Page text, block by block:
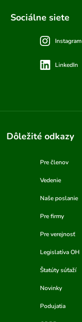
Sociálne siete
Instagram
LinkedIn
Dôležité odkazy
Pre členov
Vedenie
Naše poslanie
Pre firmy
Pre verejnosť
Legislatíva OH
Štatúty súťaží
Novinky
Podujatia